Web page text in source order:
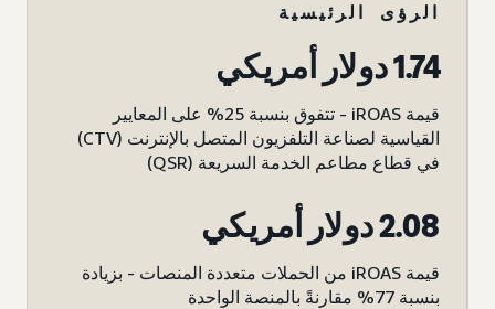
الرؤى الرئيسية
1.74 دولار أمريكي
قيمة iROAS - تتفوق بنسبة 25% على المعايير
القياسية لصناعة التلفزيون المتصل بالإنترنت (CTV)
في قطاع مطاعم الخدمة السريعة (QSR)
2.08 دولار أمريكي
قيمة iROAS من الحملات متعددة المنصات - بزيادة
بنسبة 77% مقارنةً بالمنصة الواحدة